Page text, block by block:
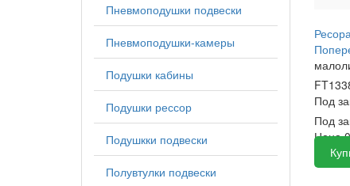
Пневмоподушки подвески
Пневмоподушки-камеры
Подушки кабины
Подушки рессор
Подушкки подвески
Полувтулки подвески
Под
Под
Цена